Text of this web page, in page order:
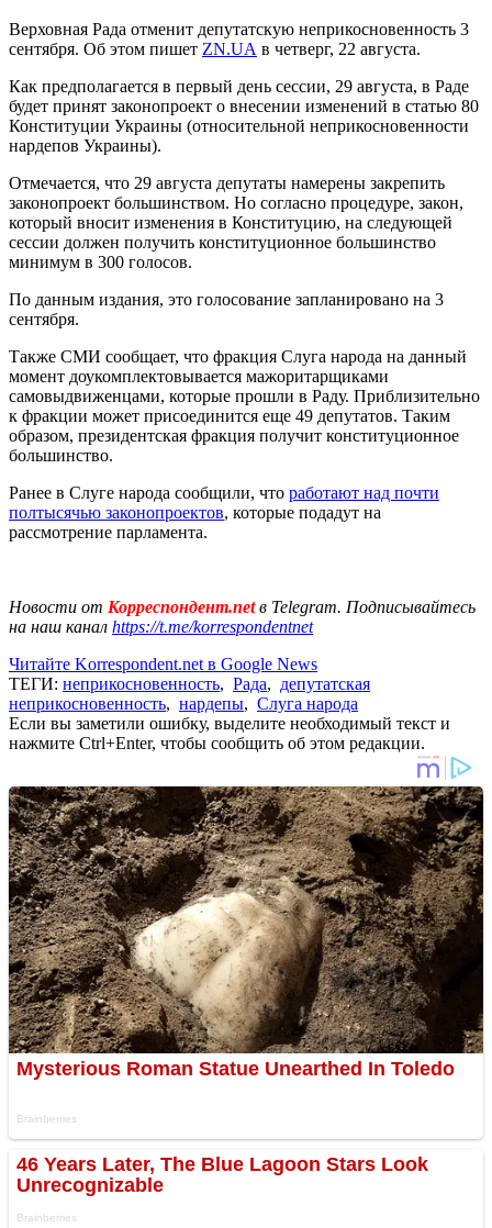
Верховная Рада отменит депутатскую неприкосновенность 3
сентября. Об этом пишет ZN.UA в четверг, 22 августа.
Как предполагается в первый день сессии, 29 августа, в Раде
будет принят законопроект о внесении изменений в статью 80
Конституции Украины (относительной неприкосновенности
нардепов Украины).
Отмечается, что 29 августа депутаты намерены закрепить
законопроект большинством. Но согласно процедуре, закон,
который вносит изменения в Конституцию, на следующей
сессии должен получить конституционное большинство
минимум в 300 голосов.
По данным издания, это голосование запланировано на 3
сентября.
Также СМИ сообщает, что фракция Слуга народа на данный
момент доукомплектовывается мажоритарщиками
самовыдвиженцами, которые прошли в Раду. Приблизительно
к фракции может присоединится еще 49 депутатов. Таким
образом, президентская фракция получит конституционное
большинство.
Ранее в Слуге народа сообщили, что работают над почти
полтысячью законопроектов, которые подадут на
рассмотрение парламента.
Новости от Корреспондент.netв Telegram. Подписывайтесь
на наш канал https://t.me/korrespondentnet
Читайте Korrespondent.net в Google News
ТЕГИ: неприкосновенность, Рада, депутатская
неприкосновенность, нардепы, Слуга народа
Если вы заметили ошибку, выделите необходимый текст и
нажмите Ctrl+Enter, чтобы сообщить об этом редакции.